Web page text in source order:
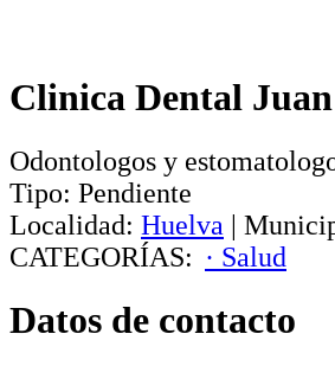
Clinica Dental
Odontologos y
Tipo: Pendiente
Localidad: Huelva |
CATEGORÍAS: · Salud
Datos de contacto